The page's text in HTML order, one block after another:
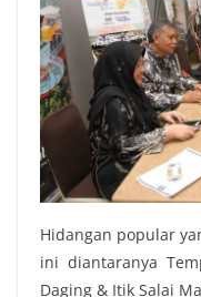
Hidangan popular
ini diantaranya
Daging & Itik Salai